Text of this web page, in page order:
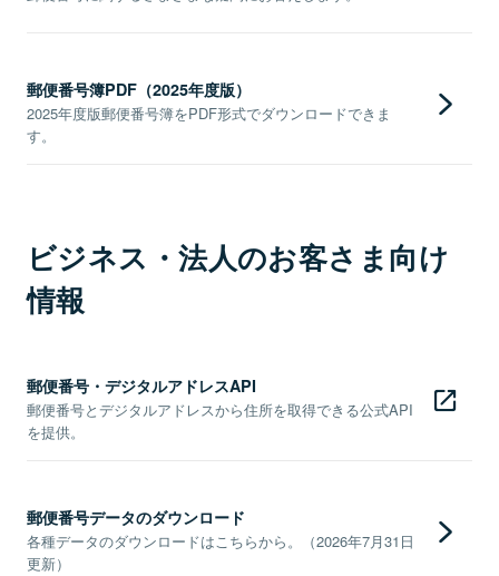
郵便番号簿PDF（2025年度版）
2025年度版郵便番号簿をPDF形式でダウンロードできま
す。
ビジネス・法人のお客さま向け
情報
郵便番号・デジタルアドレスAPI
郵便番号とデジタルアドレスから住所を取得できる公式API
を提供。
郵便番号データのダウンロード
各種データのダウンロードはこちらから。（2026年7月31日
更新）